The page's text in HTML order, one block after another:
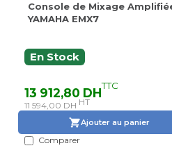
Console de Mixage
YAMAHA EMX7
En Stock
13 912,80 DHTTC
11 594,00 DH HT
Ajouter au panier
Comparer